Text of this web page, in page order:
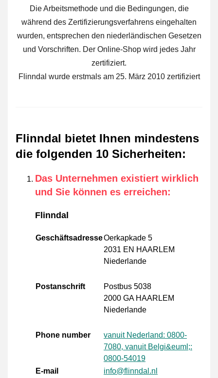
Die Arbeitsmethode und die Bedingungen, die
während des Zertifizierungsverfahrens eingehalten
wurden, entsprechen den niederländischen Gesetzen
und Vorschriften. Der Online-Shop wird jedes Jahr
zertifiziert.
Flinndal wurde erstmals am 25. März 2010 zertifiziert
Flinndal bietet Ihnen mindestens
die folgenden 10 Sicherheiten:
Das Unternehmen existiert wirklich
und Sie können es erreichen:
Flinndal
GeschäftsadresseOerkapkade 5
2031 EN HAARLEM
Niederlande
Postanschrift
Postbus 5038
2000 GA HAARLEM
Niederlande
Phone number
vanuit Nederland: 0800-
7080, vanuit Belgi&euml;:
0800-54019
E-mail
info@flinndal.nl